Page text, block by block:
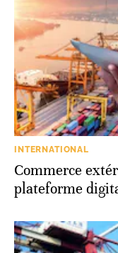
INTERNATIONAL
Commerce
plateforme